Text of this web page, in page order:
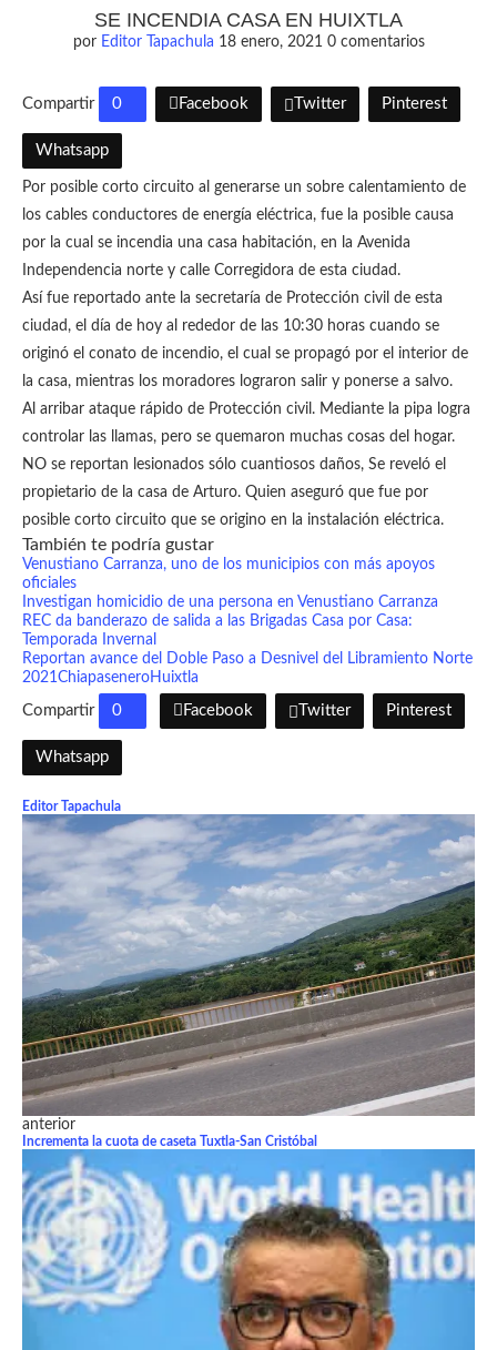
SE INCENDIA CASA EN HUIXTLA
por Editor Tapachula 18 enero, 2021 0 comentarios
Compartir 0 Facebook Twitter Pinterest
Whatsapp
Por posible corto circuito al generarse un sobre calentamiento de
los cables conductores de energía eléctrica, fue la posible causa
por la cual se incendia una casa habitación, en la Avenida
Independencia norte y calle Corregidora de esta ciudad.
Así fue reportado ante la secretaría de Protección civil de esta
ciudad, el día de hoy al rededor de las 10:30 horas cuando se
originó el conato de incendio, el cual se propagó por el interior de
la casa, mientras los moradores lograron salir y ponerse a salvo.
Al arribar ataque rápido de Protección civil. Mediante la pipa logra
controlar las llamas, pero se quemaron muchas cosas del hogar.
NO se reportan lesionados sólo cuantiosos daños, Se reveló el
propietario de la casa de Arturo. Quien aseguró que fue por
posible corto circuito que se origino en la instalación eléctrica.
También te podría gustar
Venustiano Carranza, uno de los municipios con más apoyos
oficiales
Investigan homicidio de una persona en Venustiano Carranza
REC da banderazo de salida a las Brigadas Casa por Casa:
Temporada Invernal
Reportan avance del Doble Paso a Desnivel del Libramiento Norte
2021ChiapaseneroHuixtla
Compartir 0 Facebook Twitter Pinterest
Whatsapp
Editor Tapachula
anterior
Incrementa la cuota de caseta Tuxtla-San Cristóbal